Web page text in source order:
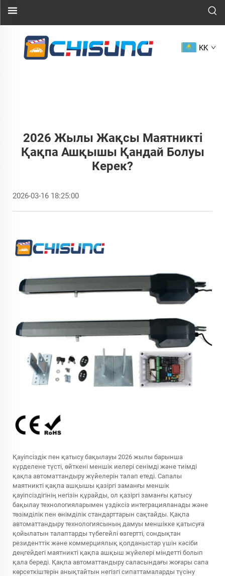
KK
2026 Жылы Жақсы Маятникті
Қақпа Ашқышы Қандай Болуы
Керек?
2026-03-16 18:25:00
Қауіпсіздік пен қатысу бақылауы 2026 жылы барынша
күрделене түсті, өйткені меншік иелері сенімді және тиімді
қақпа автоматтандыру жүйелерін талап етеді. Сапалы
маятникті қақпа ашқышы қазіргі заманғы меншік
қауіпсіздігінің негізін құрайды, ол қазіргі заманғы қатысу
бақылау технологияларымен үздіксіз интеграцияланады және
төзімділік пен өнімділік стандарттарын сақтайды. Қақпа
автоматтандыру технологиясының дамуы меншікке қатысуға
қойылатын талаптарды түбегейлі өзгертті, сондықтан
резиденттік және коммерциялық қолданыстар үшін кәсіби
деңгейдегі маятникті қақпа ашқыш жүйелері міндетті болып
қала береді. Қақпа автоматтандыру саласындағы жоғары сапа
көрсеткіштерін анықтайтын негізгі сипаттамаларды түсіну